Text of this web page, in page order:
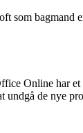
bagmand
Online har
de nye